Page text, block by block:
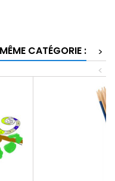
CATÉGORIE :
>
<